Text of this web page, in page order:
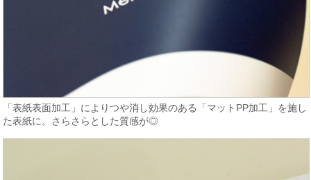
「表紙表面加工」によりつや消し効果のある「マットPP加工」を施し
た表紙に。さらさらとした質感が◎